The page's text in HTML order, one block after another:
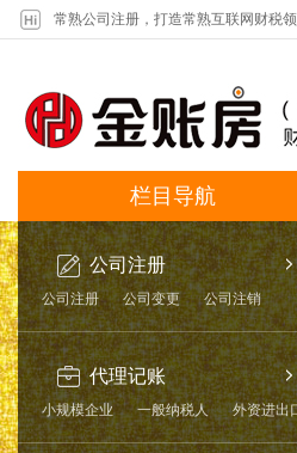
常熟公司注册，打造常熟互联网财税
栏目导航
公司注册
公司注册 公司变更 公司注销
代理记账
小规模企业 一般纳税人 外资进出